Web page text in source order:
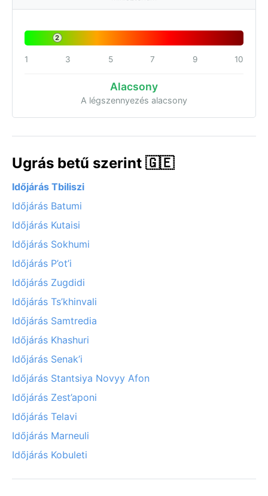
2
1 3 5 7 9 10
Alacsony
A légszennyezés alacsony
Ugrás betű szerint 🇬🇪
Időjárás Tbiliszi
Időjárás Batumi
Időjárás Kutaisi
Időjárás Sokhumi
Időjárás P’ot’i
Időjárás Zugdidi
Időjárás Ts’khinvali
Időjárás Samtredia
Időjárás Khashuri
Időjárás Senak’i
Időjárás Stantsiya Novyy Afon
Időjárás Zest’aponi
Időjárás Telavi
Időjárás Marneuli
Időjárás Kobuleti